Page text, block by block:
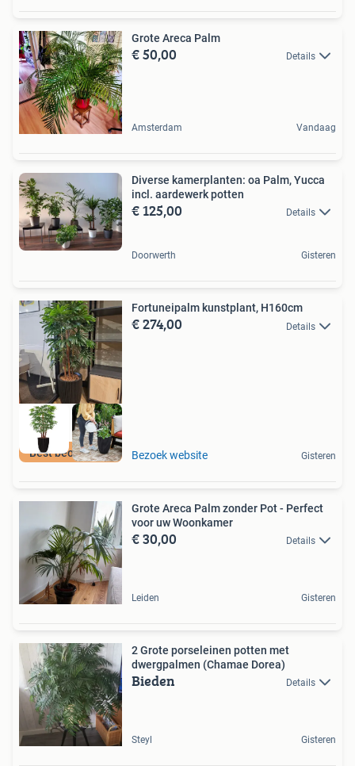
Grote Areca Palm
€ 50,00 Details
Amsterdam Vandaag
Diverse kamerplanten: oa Palm, Yucca
incl. aardewerk potten
€ 125,00 Details
Doorwerth Gisteren
Best beoordeeld
Fortuneipalm kunstplant, H160cm
€ 274,00 Details
Bezoek website Gisteren
Grote Areca Palm zonder Pot - Perfect
voor uw Woonkamer
€ 30,00 Details
Leiden Gisteren
2 Grote porseleinen potten met
dwergpalmen (Chamae Dorea)
Bieden Details
Steyl Gisteren